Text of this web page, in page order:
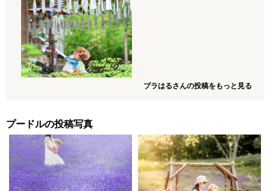
ブラはるさんの投稿をもっと見る
プードルの投稿写真